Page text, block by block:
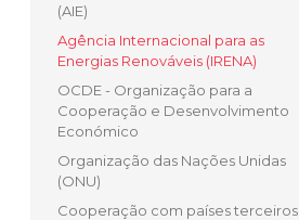
(AIE)
Agência Internacional para as
Energias Renováveis (IRENA)
OCDE - Organização para a
Cooperação e Desenvolvimento
Económico
Organização das Nações Unidas
(ONU)
Cooperação com países terceiros